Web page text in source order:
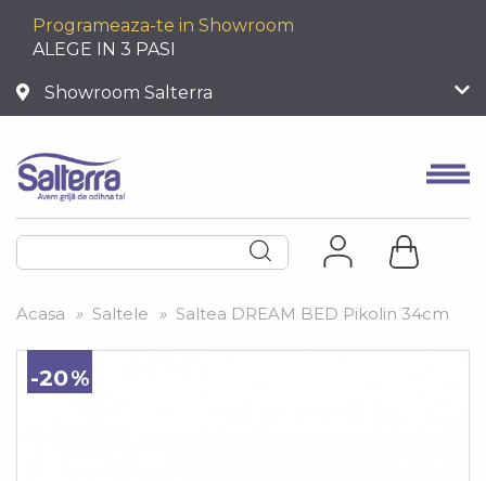
Programeaza-te in Showroom
ALEGE IN 3 PASI
Showroom Salterra
Acasa » Saltele » Saltea DREAM BED Pikolin 34cm
-20